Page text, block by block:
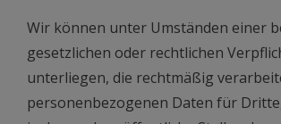
Wir können unter Umständen einer
gesetzlichen oder rechtlichen
unterliegen, die rechtmäßig
personenbezogenen Daten für